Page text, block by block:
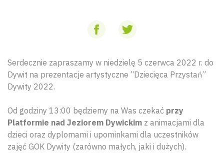
Serdecznie zapraszamy w niedzielę 5 czerwca 2022 r. do
Dywit na prezentacje artystyczne “Dziecięca Przystań”
Dywity 2022.
Od godziny 13:00 będziemy na Was czekać przy
Platformie nad Jeziorem Dywickim z animacjami dla
dzieci oraz dyplomami i upominkami dla uczestników
zajęć GOK Dywity (zarówno małych, jaki i dużych).